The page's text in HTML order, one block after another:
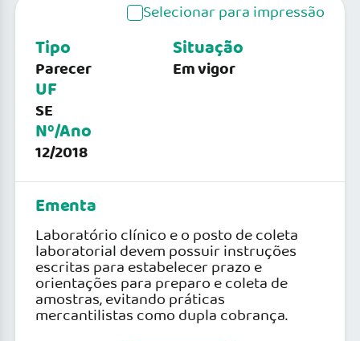
Selecionar para impressão
Tipo
Parecer
UF
SE
Nº/Ano
12/2018
Situação
Em vigor
Ementa
Laboratório clínico e o posto de coleta
laboratorial devem possuir instruções
escritas para estabelecer prazo e
orientações para preparo e coleta de
amostras, evitando práticas
mercantilistas como dupla cobrança.